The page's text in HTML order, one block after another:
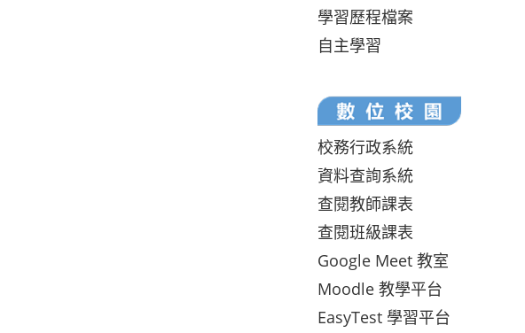
學習歷程檔案
自主學習
校務行政系統
資料查詢系統
查閱教師課表
查閱班級課表
Google Meet 教室
Moodle 教學平台
EasyTest 學習平台